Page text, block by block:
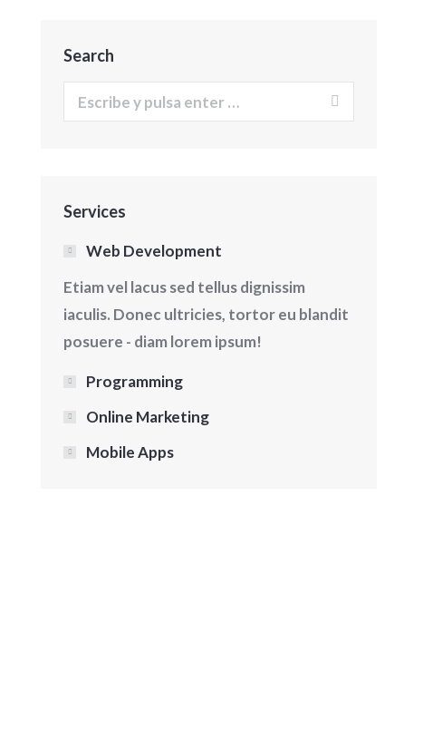
Gastronomía
Search
Buscar:
Services
Web Development
Etiam vel lacus sed tellus dignissim
iaculis. Donec ultricies, tortor eu blandit
posuere - diam lorem ipsum!
Programming
Online Marketing
Mobile Apps